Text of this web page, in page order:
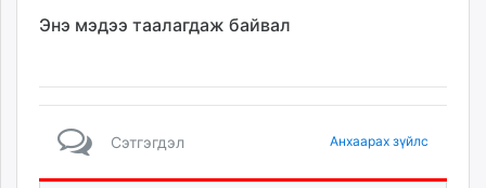
Энэ мэдээ таалагдаж байвал
Сэтгэгдэл Анхаарах зүйлс